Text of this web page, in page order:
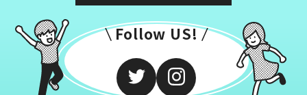
Follow US!